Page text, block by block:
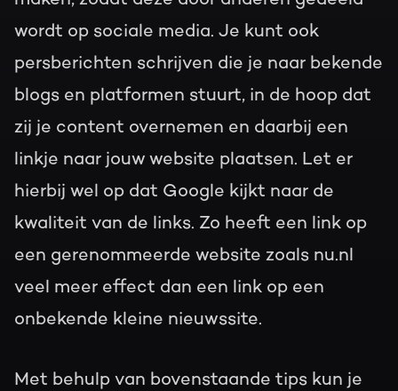
wordt op sociale media. Je kunt ook
persberichten schrijven die je naar bekende
blogs en platformen stuurt, in de hoop dat
zij je content overnemen en daarbij een
linkje naar jouw website plaatsen. Let er
hierbij wel op dat Google kijkt naar de
kwaliteit van de links. Zo heeft een link op
een gerenommeerde website zoals nu.nl
veel meer effect dan een link op een
onbekende kleine nieuwssite.
Met behulp van bovenstaande tips kun je